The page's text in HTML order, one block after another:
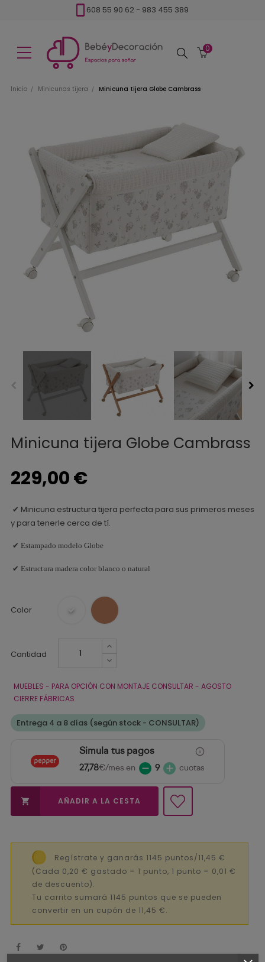
608 55 90 62 - 983 455 389
Buscar
0
Inicio Minicunas tijera Minicuna tijera Globe Cambrass
Minicuna tijera Globe Cambrass
229,00 €
✔ Minicuna estructura tijera perfecta para sus primeros meses
y para tenerle cerca de tí.
✔ Estampado modelo Globe
✔ Estructura madera color blanco o natural
Color
Cantidad
MUEBLES - PARA OPCIÓN CON MONTAJE CONSULTAR - AGOSTO
CIERRE FÁBRICAS
Entrega 4 a 8 días (según stock - CONSULTAR)
Simula tus pagos
27,78€/mes en 9 cuotas
 AÑADIR A LA CESTA
Regístrate y ganarás 1145 puntos/11,45 €
(Cada 0,20 € gastado = 1 punto, 1 punto = 0,01 €
de descuento).
Tu carrito sumará 1145 puntos que se pueden
convertir en un cupón de 11,45 €.